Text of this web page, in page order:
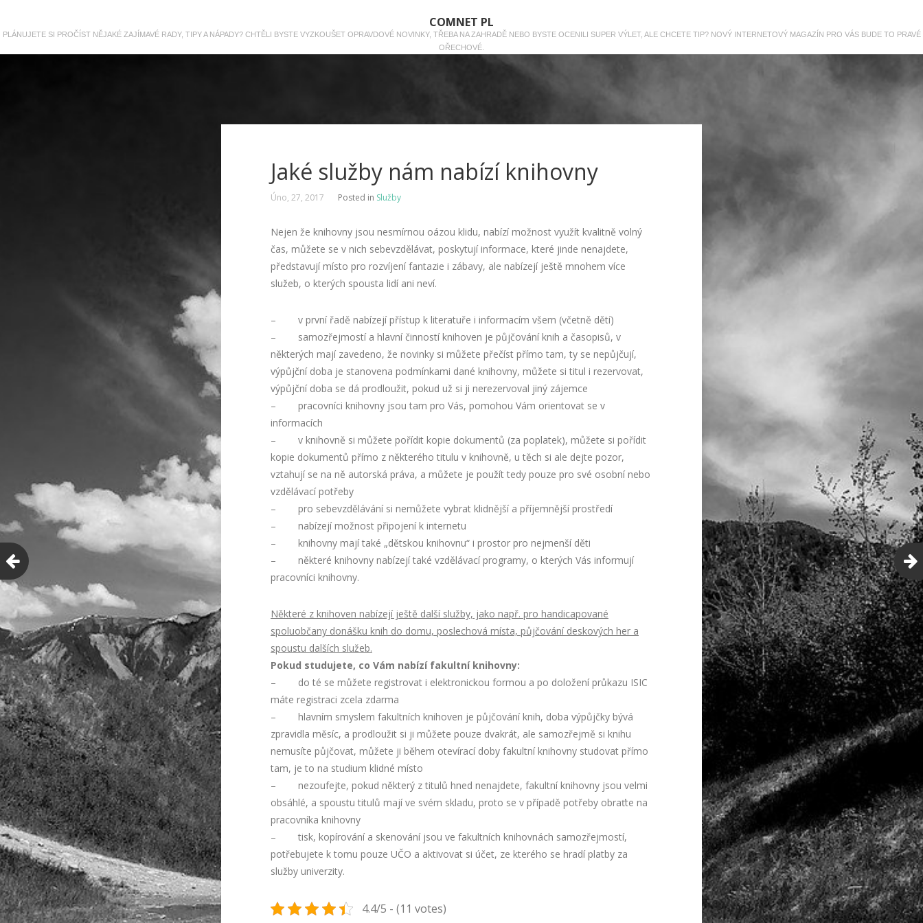
COMNET PL
PLÁNUJETE SI PROČÍST NĚJAKÉ ZAJÍMAVÉ RADY, TIPY A NÁPADY? CHTĚLI BYSTE VYZKOUŠET OPRAVDOVÉ NOVINKY, TŘEBA NA ZAHRADĚ NEBO BYSTE OCENILI SUPER VÝLET, ALE CHCETE TIP? NOVÝ INTERNETOVÝ MAGAZÍN PRO VÁS BUDE TO PRAVÉ
OŘECHOVÉ.
Jaké služby nám nabízí knihovny
Úno, 27, 2017 Posted in Služby
Nejen že knihovny jsou nesmírnou oázou klidu, nabízí možnost využít kvalitně volný
čas, můžete se v nich sebevzdělávat, poskytují informace, které jinde nenajdete,
představují místo pro rozvíjení fantazie i zábavy, ale nabízejí ještě mnohem více
služeb, o kterých spousta lidí ani neví.
– v první řadě nabízejí přístup k literatuře i informacím všem (včetně dětí)
– samozřejmostí a hlavní činností knihoven je půjčování knih a časopisů, v
některých mají zavedeno, že novinky si můžete přečíst přímo tam, ty se nepůjčují,
výpůjční doba je stanovena podmínkami dané knihovny, můžete si titul i rezervovat,
výpůjční doba se dá prodloužit, pokud už si ji nerezervoval jiný zájemce
– pracovníci knihovny jsou tam pro Vás, pomohou Vám orientovat se v
informacích
– v knihovně si můžete pořídit kopie dokumentů (za poplatek), můžete si pořídit
kopie dokumentů přímo z některého titulu v knihovně, u těch si ale dejte pozor,
vztahují se na ně autorská práva, a můžete je použít tedy pouze pro své osobní nebo
vzdělávací potřeby
– pro sebevzdělávání si nemůžete vybrat klidnější a příjemnější prostředí
– nabízejí možnost připojení k internetu
– knihovny mají také „dětskou knihovnu“ i prostor pro nejmenší děti
– některé knihovny nabízejí také vzdělávací programy, o kterých Vás informují
pracovníci knihovny.
Některé z knihoven nabízejí ještě další služby, jako např. pro handicapované
spoluobčany donášku knih do domu, poslechová místa, půjčování deskových her a
spoustu dalších služeb.
Pokud studujete, co Vám nabízí fakultní knihovny:
– do té se můžete registrovat i elektronickou formou a po doložení průkazu ISIC
máte registraci zcela zdarma
– hlavním smyslem fakultních knihoven je půjčování knih, doba výpůjčky bývá
zpravidla měsíc, a prodloužit si ji můžete pouze dvakrát, ale samozřejmě si knihu
nemusíte půjčovat, můžete ji během otevírací doby fakultní knihovny studovat přímo
tam, je to na studium klidné místo
– nezoufejte, pokud některý z titulů hned nenajdete, fakultní knihovny jsou velmi
obsáhlé, a spoustu titulů mají ve svém skladu, proto se v případě potřeby obraťte na
pracovníka knihovny
– tisk, kopírování a skenování jsou ve fakultních knihovnách samozřejmostí,
potřebujete k tomu pouze UČO a aktivovat si účet, ze kterého se hradí platby za
služby univerzity.
4.4/5 - (11 votes)